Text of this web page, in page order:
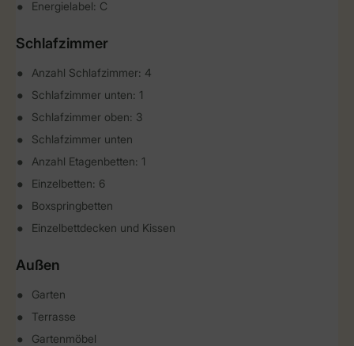
Energielabel: C
Schlafzimmer
Anzahl Schlafzimmer: 4
Schlafzimmer unten: 1
Schlafzimmer oben: 3
Schlafzimmer unten
Anzahl Etagenbetten: 1
Einzelbetten: 6
Boxspringbetten
Einzelbettdecken und Kissen
Außen
Garten
Terrasse
Gartenmöbel